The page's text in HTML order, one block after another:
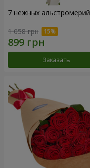
7 нежных альстромерий
1 058 грн
Заказать